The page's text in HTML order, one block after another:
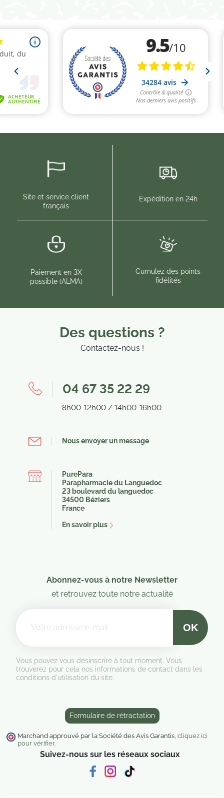
Site et service client
français
Expédition en 24h
Paiement en 3X
possible (ALMA)
Cumulez des points
fidélités
Des questions ?
Contactez-nous !
04 67 35 22 29
8h00-12h00 / 14h00-16h00
Nous envoyer un message
PurePara
Parapharmacie du Languedoc
23 boulevard du languedoc
34500 Béziers
France
En savoir plus
Abonnez-vous à notre Newsletter
et retrouvez toute notre actualité
Vous pouvez vous désinscrire à tout moment. Vous
trouverez pour cela nos informations de contact dans les
conditions d'utilisation du site.
Formulaire de rétractation
Marchand approuvé par la Société des Avis Garantis, cliquez ici
pour vérifier.
Suivez-nous sur les réseaux sociaux